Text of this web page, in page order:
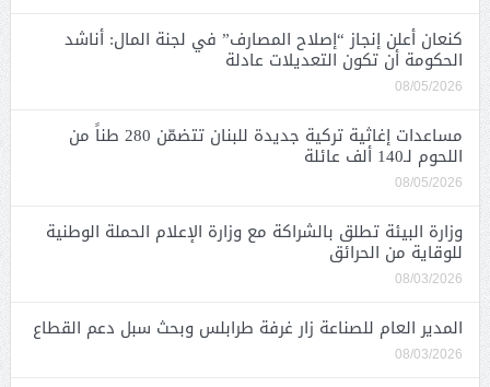
كنعان أعلن إنجاز “إصلاح المصارف” في لجنة المال: أناشد
الحكومة أن تكون التعديلات عادلة
08/05/2026
مساعدات إغاثية تركية جديدة للبنان تتضمّن 280 طناً من
اللحوم لـ140 ألف عائلة
08/05/2026
وزارة البيئة تطلق بالشراكة مع وزارة الإعلام الحملة الوطنية
للوقاية من الحرائق
08/03/2026
المدير العام للصناعة زار غرفة طرابلس وبحث سبل دعم القطاع
08/03/2026